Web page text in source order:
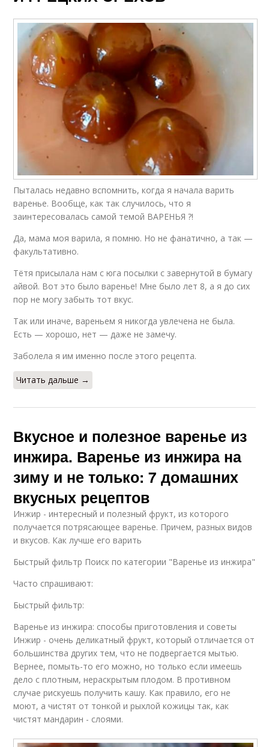
Пыталась недавно вспомнить, когда я начала варить
варенье. Вообще, как так случилось, что я
заинтересовалась самой темой ВАРЕНЬЯ ?!
Да, мама моя варила, я помню. Но не фанатично, а так —
факультативно.
Тётя присылала нам с юга посылки с завернутой в бумагу
айвой. Вот это было варенье! Мне было лет 8, а я до сих
пор не могу забыть тот вкус.
Так или иначе, вареньем я никогда увлечена не была.
Есть — хорошо, нет — даже не замечу.
Заболела я им именно после этого рецепта.
Читать дальше →
Вкусное и полезное варенье из
инжира. Варенье из инжира на
зиму и не только: 7 домашних
вкусных рецептов
Инжир - интересный и полезный фрукт, из которого
получается потрясающее варенье. Причем, разных видов
и вкусов. Как лучше его варить
Быстрый фильтр Поиск по категории "Варенье из инжира"
Часто спрашивают:
Быстрый фильтр:
Варенье из инжира: способы приготовления и советы
Инжир - очень деликатный фрукт, который отличается от
большинства других тем, что не подвергается мытью.
Вернее, помыть-то его можно, но только если имеешь
дело с плотным, нераскрытым плодом. В противном
случае рискуешь получить кашу. Как правило, его не
моют, а чистят от тонкой и рыхлой кожицы так, как
чистят мандарин - слоями.